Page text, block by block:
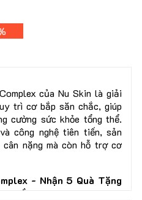
của Nu Skin là giải
trì cơ bắp săn chắc, giúp
cường sức khỏe tổng thể.
công nghệ tiên tiến, sản
cân nặng mà còn hỗ trợ cơ
- Nhận 5 Quà Tặng
gồm: